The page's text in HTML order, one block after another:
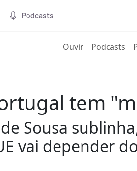
Podcasts
Ouvir(current)
Podcasts
tem
Sousa
vai depender